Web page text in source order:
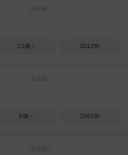
13歳～ 2012年
8歳～ 2007年